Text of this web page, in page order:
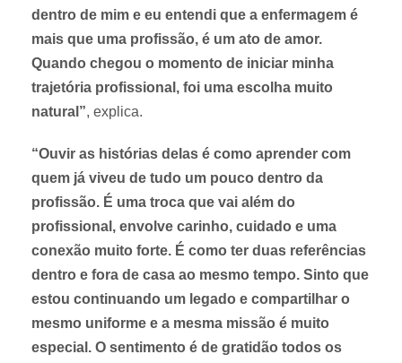
dentro de mim e eu entendi que a enfermagem é
mais que uma profissão, é um ato de amor.
Quando chegou o momento de iniciar minha
trajetória profissional, foi uma escolha muito
natural”, explica.
“Ouvir as histórias delas é como aprender com
quem já viveu de tudo um pouco dentro da
profissão. É uma troca que vai além do
profissional, envolve carinho, cuidado e uma
conexão muito forte. É como ter duas referências
dentro e fora de casa ao mesmo tempo. Sinto que
estou continuando um legado e compartilhar o
mesmo uniforme e a mesma missão é muito
especial. O sentimento é de gratidão todos os